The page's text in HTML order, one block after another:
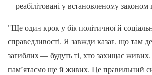
реабілітовані у встановленому законом
"Ще один крок у бік політичної й
справедливості. Я завжди казав, що там
загиблих — будуть ті, хто захищає
пам’ятаємо ще й живих. Це правильний